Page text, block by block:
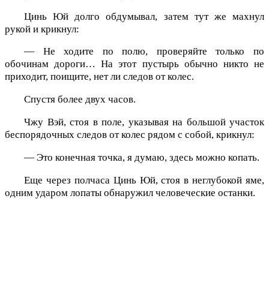
Цинь Юй долго обдумывал, затем тут же махнул
рукой и крикнул:
— Не ходите по полю, проверяйте только по
обочинам дороги… На этот пустырь обычно никто не
приходит, поищите, нет ли следов от колес.
Спустя более двух часов.
Чжу Вэй, стоя в поле, указывая на большой участок
беспорядочных следов от колес рядом с собой, крикнул:
— Это конечная точка, я думаю, здесь можно копать.
Еще через полчаса Цинь Юй, стоя в неглубокой яме,
одним ударом лопаты обнаружил человеческие останки.